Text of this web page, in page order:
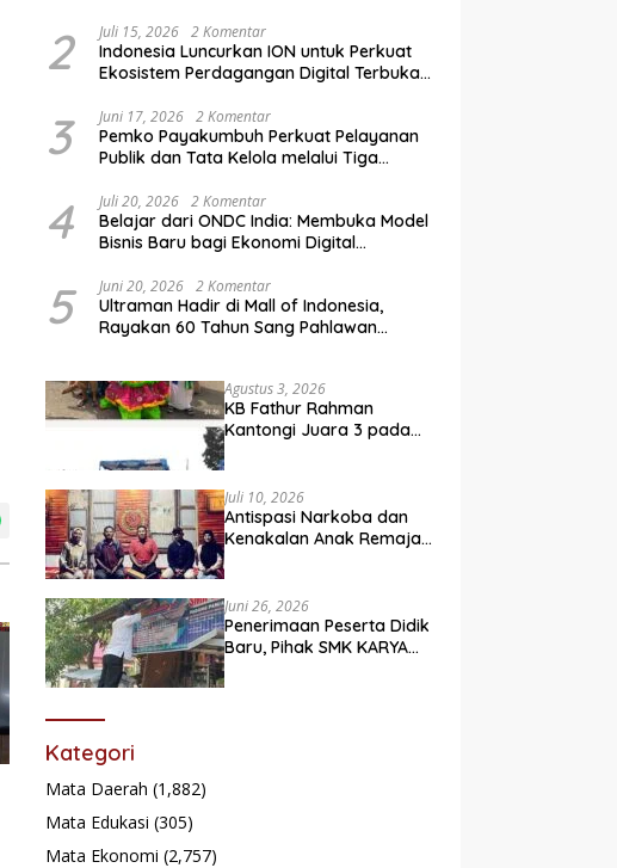
2 Juli 15, 2026 2 Komentar
Indonesia Luncurkan ION untuk Perkuat
Ekosistem Perdagangan Digital Terbuka
3 Juni 17, 2026 2 Komentar
Pemko Payakumbuh Perkuat Pelayanan
Publik dan Tata Kelola melalui Tiga
4 Juli 20, 2026 2 Komentar
Belajar dari ONDC India: Membuka Model
Bisnis Baru bagi Ekonomi Digital
5 Juni 20, 2026 2 Komentar
Ultraman Hadir di Mall of Indonesia,
Rayakan 60 Tahun Sang Pahlawan
Agustus 3, 2026
KB Fathur Rahman
Kantongi Juara 3 pada
Juli 10, 2026
Antispasi Narkoba dan
Kenakalan Anak Remaja,
Surau
Juni 26, 2026
Penerimaan Peserta Didik
Baru, Pihak SMK KARYA
Kategori
Mata Daerah (1,882)
Mata Edukasi (305)
Mata Ekonomi (2,757)